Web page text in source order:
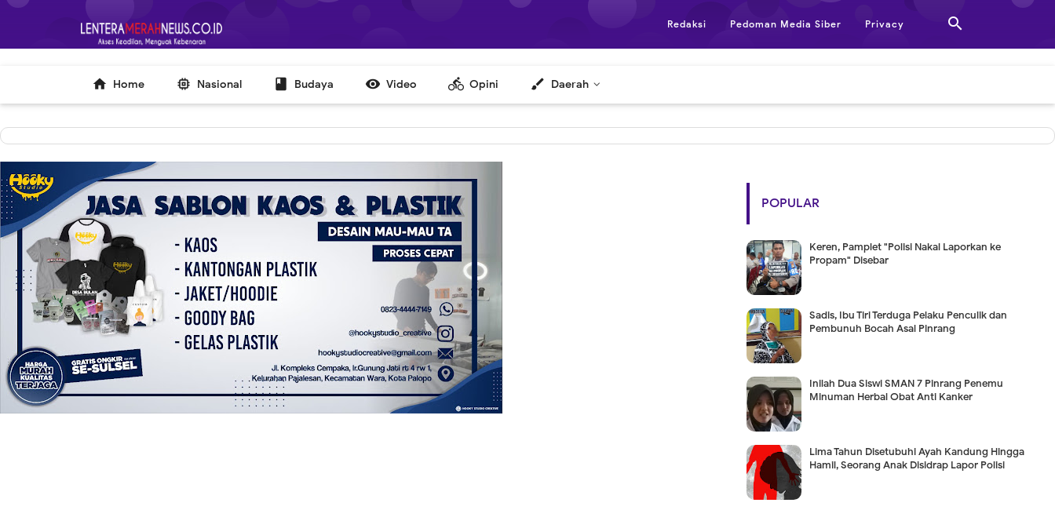
-->

Redaksi Pedoman Media Siber Privacy
 Home  Nasional  Budaya  Video directions_bike Opini brush Daerah
POPULAR
Keren, Pamplet "Polisi Nakal Laporkan ke
Propam" Disebar
Sadis, Ibu Tiri Terduga Pelaku Penculik dan
Pembunuh Bocah Asal Pinrang
Inilah Dua Siswi SMAN 7 Pinrang Penemu
Minuman Herbal Obat Anti Kanker
Lima Tahun Disetubuhi Ayah Kandung Hingga
Hamil, Seorang Anak Disidrap Lapor Polisi